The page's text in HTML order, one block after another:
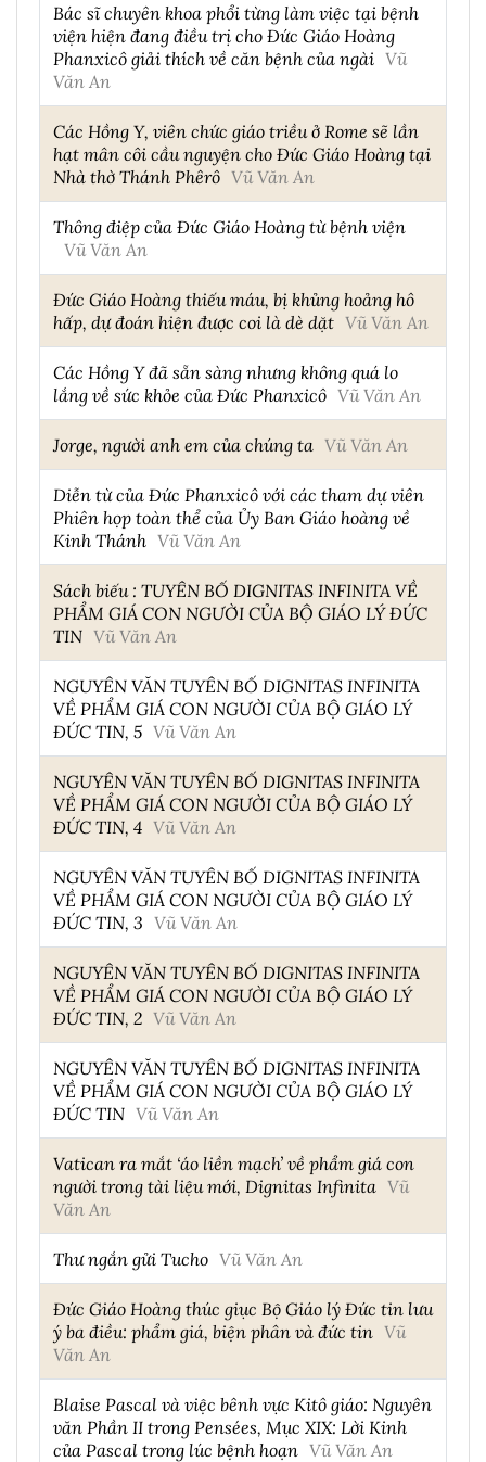
Bác sĩ chuyên khoa phổi từng làm việc tại bệnh
viện hiện đang điều trị cho Đức Giáo Hoàng
Phanxicô giải thích về căn bệnh của ngài Vũ
Văn An
Các Hồng Y, viên chức giáo triều ở Rome sẽ lần
hạt mân côi cầu nguyện cho Đức Giáo Hoàng tại
Nhà thờ Thánh Phêrô Vũ Văn An
Thông điệp của Đức Giáo Hoàng từ bệnh viện
Vũ Văn An
Đức Giáo Hoàng thiếu máu, bị khủng hoảng hô
hấp, dự đoán hiện được coi là dè dặt Vũ Văn An
Các Hồng Y đã sẵn sàng nhưng không quá lo
lắng về sức khỏe của Đức Phanxicô Vũ Văn An
Jorge, người anh em của chúng ta Vũ Văn An
Diễn từ của Đức Phanxicô với các tham dự viên
Phiên họp toàn thể của Ủy Ban Giáo hoàng về
Kinh Thánh Vũ Văn An
Sách biếu : TUYÊN BỐ DIGNITAS INFINITA VỀ
PHẨM GIÁ CON NGƯỜI CỦA BỘ GIÁO LÝ ĐỨC
TIN Vũ Văn An
NGUYÊN VĂN TUYÊN BỐ DIGNITAS INFINITA
VỀ PHẨM GIÁ CON NGƯỜI CỦA BỘ GIÁO LÝ
ĐỨC TIN, 5 Vũ Văn An
NGUYÊN VĂN TUYÊN BỐ DIGNITAS INFINITA
VỀ PHẨM GIÁ CON NGƯỜI CỦA BỘ GIÁO LÝ
ĐỨC TIN, 4 Vũ Văn An
NGUYÊN VĂN TUYÊN BỐ DIGNITAS INFINITA
VỀ PHẨM GIÁ CON NGƯỜI CỦA BỘ GIÁO LÝ
ĐỨC TIN, 3 Vũ Văn An
NGUYÊN VĂN TUYÊN BỐ DIGNITAS INFINITA
VỀ PHẨM GIÁ CON NGƯỜI CỦA BỘ GIÁO LÝ
ĐỨC TIN, 2 Vũ Văn An
NGUYÊN VĂN TUYÊN BỐ DIGNITAS INFINITA
VỀ PHẨM GIÁ CON NGƯỜI CỦA BỘ GIÁO LÝ
ĐỨC TIN Vũ Văn An
Vatican ra mắt ‘áo liền mạch’ về phẩm giá con
người trong tài liệu mới, Dignitas Infinita Vũ
Văn An
Thư ngắn gửi Tucho Vũ Văn An
Đức Giáo Hoàng thúc giục Bộ Giáo lý Đức tin lưu
ý ba điều: phẩm giá, biện phân và đức tin Vũ
Văn An
Blaise Pascal và việc bênh vực Kitô giáo: Nguyên
văn Phần II trong Pensées, Mục XIX: Lời Kinh
của Pascal trong lúc bệnh hoạn Vũ Văn An